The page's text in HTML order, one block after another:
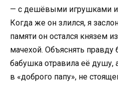
— с дешёвыми игрушками и
Когда же он злился, я
памяти он остался князем
мачехой. Объяснять
бабушка отравила её душу,
в «доброго папу», не